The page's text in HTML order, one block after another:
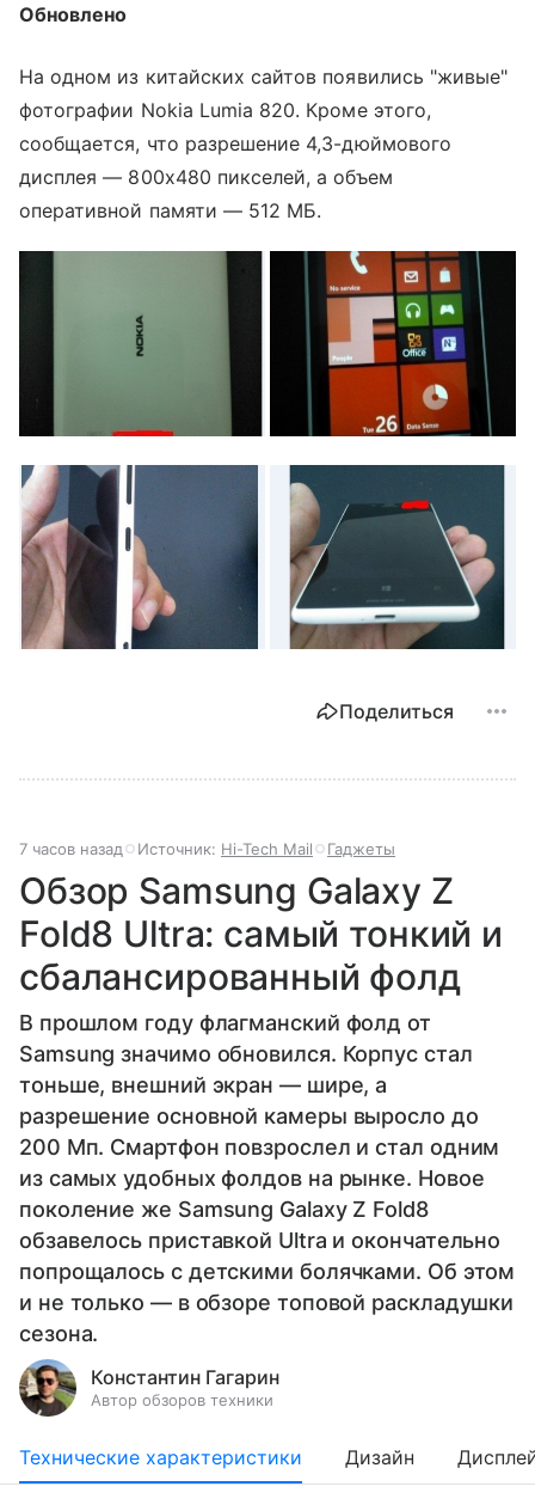
Обновлено
На одном из китайских сайтов появились "живые"
фотографии Nokia Lumia 820. Кроме этого,
сообщается, что разрешение 4,3-дюймового
дисплея — 800х480 пикселей, а объем
оперативной памяти — 512 МБ.
Поделиться
7 часов назад Источник: Hi-Tech Mail Гаджеты
Обзор Samsung Galaxy Z
Fold8 Ultra: самый тонкий и
сбалансированный фолд
В прошлом году флагманский фолд от
Samsung значимо обновился. Корпус стал
тоньше, внешний экран — шире, а
разрешение основной камеры выросло до
200 Мп. Смартфон повзрослел и стал одним
из самых удобных фолдов на рынке. Новое
поколение же Samsung Galaxy Z Fold8
обзавелось приставкой Ultra и окончательно
попрощалось с детскими болячками. Об этом
и не только — в обзоре топовой раскладушки
сезона.
Константин Гагарин
Автор обзоров техники
Технические характеристики Дизайн